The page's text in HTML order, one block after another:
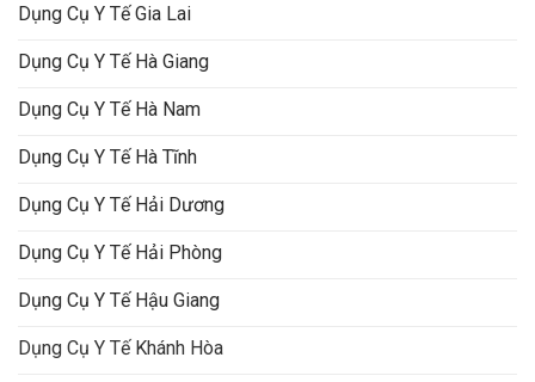
Dụng Cụ Y Tế Gia Lai
Dụng Cụ Y Tế Hà Giang
Dụng Cụ Y Tế Hà Nam
Dụng Cụ Y Tế Hà Tĩnh
Dụng Cụ Y Tế Hải Dương
Dụng Cụ Y Tế Hải Phòng
Dụng Cụ Y Tế Hậu Giang
Dụng Cụ Y Tế Khánh Hòa